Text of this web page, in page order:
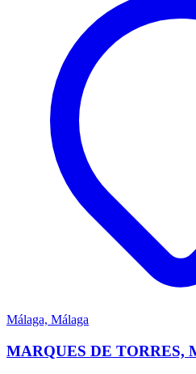
Málaga, Málaga
MARQUES DE TORRES,